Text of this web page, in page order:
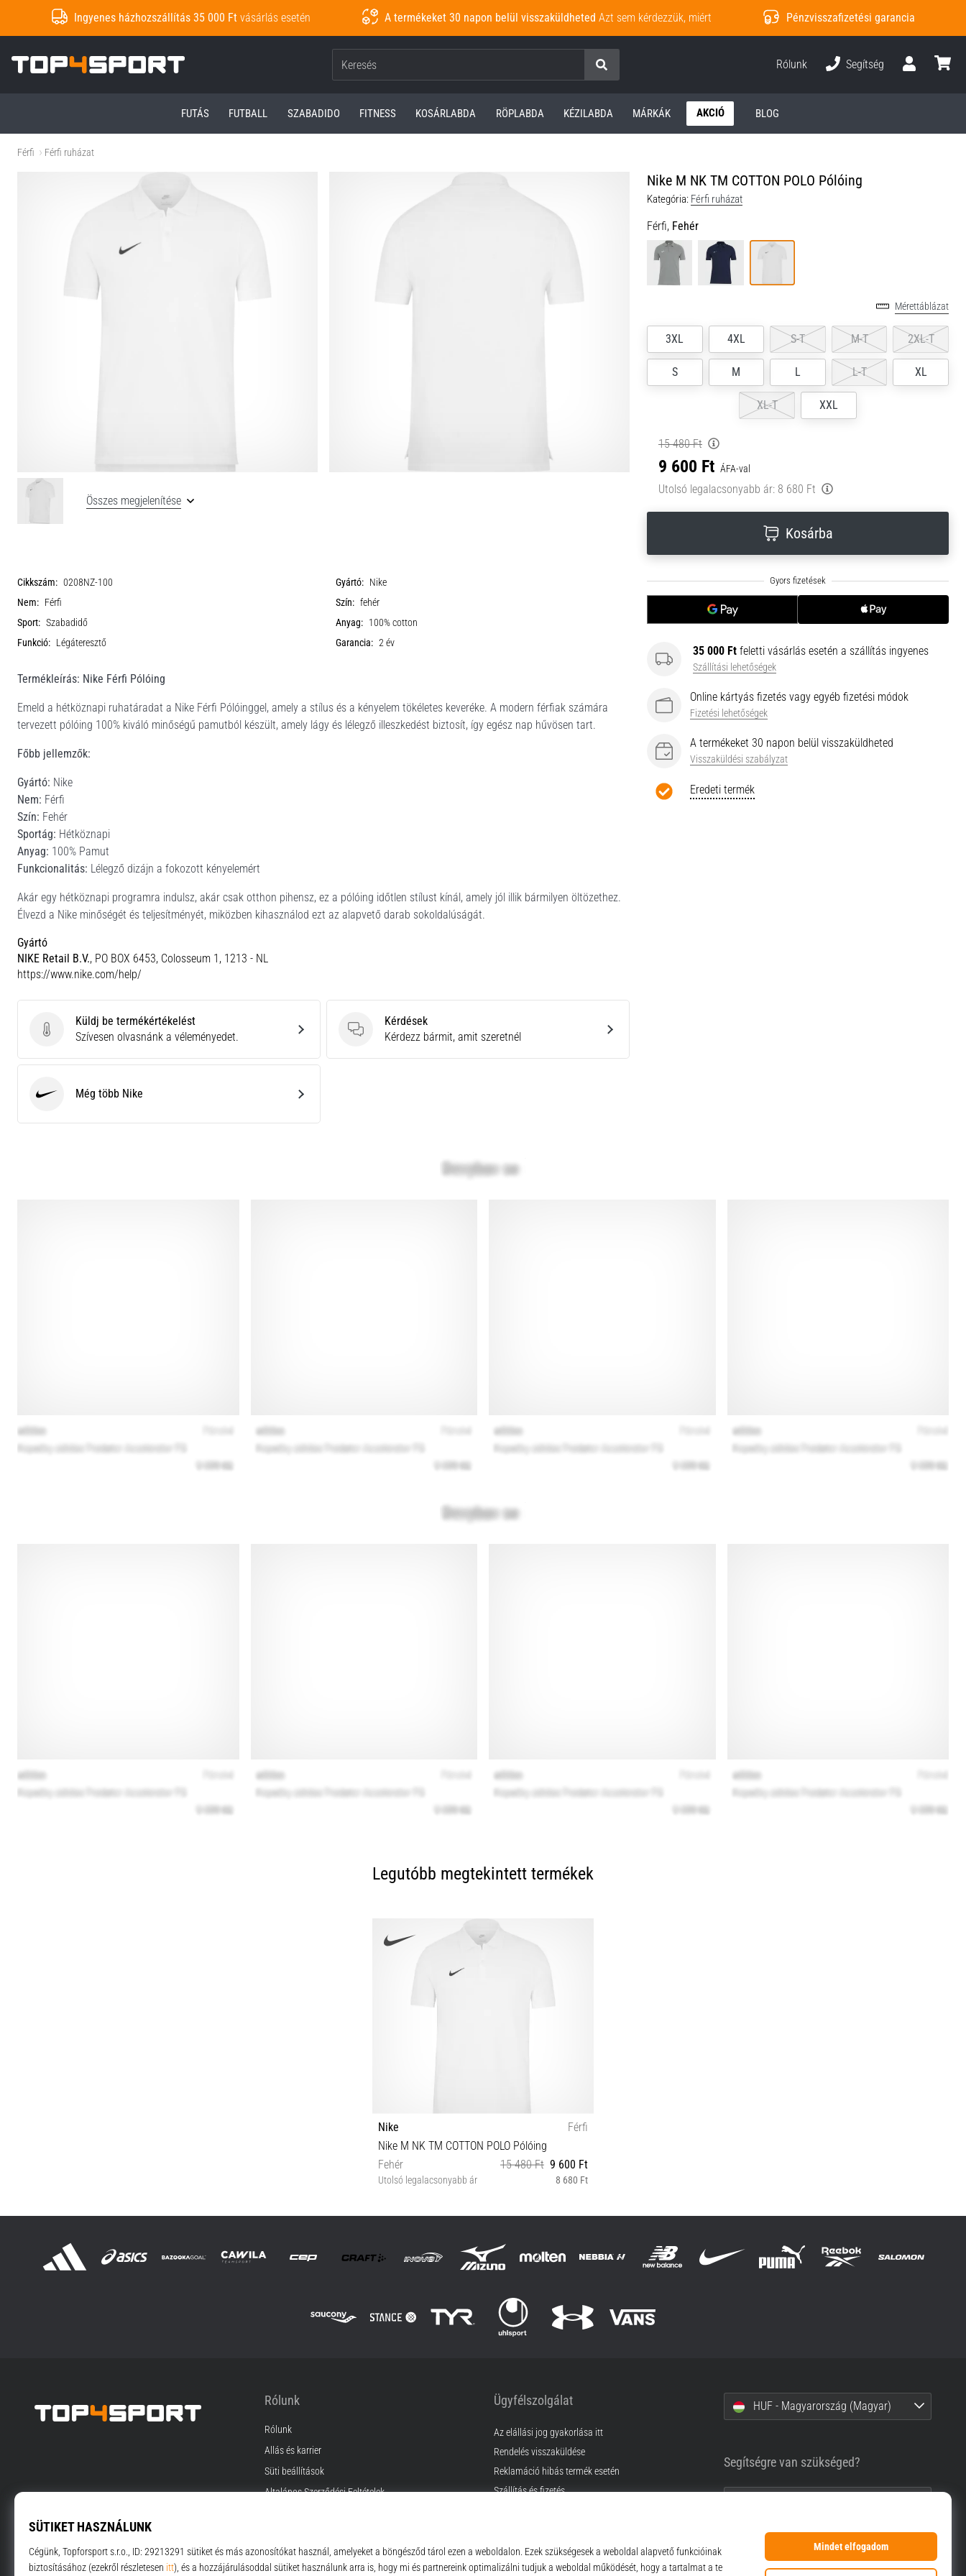
Ingyenes házhozszállítás 35 000 Ft vásárlás esetén A termékeket 30 napon belül visszaküldheted Azt sem kérdezzük, miért Pénzvisszafizetési garancia
Top4Sport.hu
Keresés
Rólunk
Segítség
FUTÁS FUTBALL SZABADIDO FITNESS KOSÁRLABDA RÖPLABDA KÉZILABDA MÁRKÁK AKCIÓ BLOG
Férfi Férfi ruházat
Nike M NK TM COTTON POLO Pólóing
Kategória: Férfi ruházat
Férfi, Fehér
Mérettáblázat
3XL 4XL S-T M-T 2XL-T
S M L L-T XL
XL-T XXL
15 480 Ft
9 600 Ft ÁFA-val
Utolsó legalacsonyabb ár: 8 680 Ft
Kosárba
35 000 Ft feletti vásárlás esetén a szállítás ingyenes
Szállítási lehetőségek
Online kártyás fizetés vagy egyéb fizetési módok
Fizetési lehetőségek
A termékeket 30 napon belül visszaküldheted
Visszaküldési szabályzat
Eredeti termék
Összes megjelenítése
Cikkszám: 0208NZ-100 Gyártó: Nike
Nem: Férfi Szín: fehér
Sport: Szabadidő Anyag: 100% cotton
Funkció: Légáteresztő Garancia: 2 év
Termékleírás: Nike Férfi Pólóing
Emeld a hétköznapi ruhatáradat a Nike Férfi Pólóinggel, amely a stílus és a kényelem tökéletes keveréke. A modern férfiak számára
tervezett pólóing 100% kiváló minőségű pamutból készült, amely lágy és lélegző illeszkedést biztosít, így egész nap hűvösen tart.
Főbb jellemzők:
Gyártó: Nike
Nem: Férfi
Szín: Fehér
Sportág: Hétköznapi
Anyag: 100% Pamut
Funkcionalitás: Lélegző dizájn a fokozott kényelemért
Akár egy hétköznapi programra indulsz, akár csak otthon pihensz, ez a pólóing időtlen stílust kínál, amely jól illik bármilyen öltözethez.
Élvezd a Nike minőségét és teljesítményét, miközben kihasználod ezt az alapvető darab sokoldalúságát.
Gyártó
NIKE Retail B.V., PO BOX 6453, Colosseum 1, 1213 - NL
https://www.nike.com/help/
Küldj be termékértékelést
Küldj be termékértékelést
Szívesen olvasnánk a véleményedet.
Kérdések
Kérdések
Kérdezz bármit, amit szeretnél
Még több Nike
Legutóbb megtekintett termékek
Nike
Férfi
Nike M NK TM COTTON POLO Pólóing
Fehér
15 480 Ft 9 600 Ft
Utolsó legalacsonyabb ár 8 680 Ft
3XL 4XL S M L XL XXL
Rólunk
Rólunk
Állás és karrier
Süti beállítások
Általános Szerződési Feltételek
Ügyfélszolgálat
Az elállási jog gyakorlása itt
Rendelés visszaküldése
Reklamáció hibás termék esetén
Szállítás és fizetés
GyIK
Adatvédelmi nyilatkozat
HUF - Magyarország (Magyar)
Segítségre van szükséged?
info@top4sport.hu